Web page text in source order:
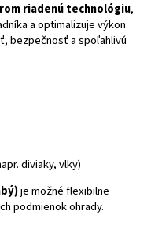
riadenú technológiu,
a optimalizuje výkon.
bezpečnosť a spoľahlivú
diviaky, vlky)
je možné flexibilne
podmienok ohrady.